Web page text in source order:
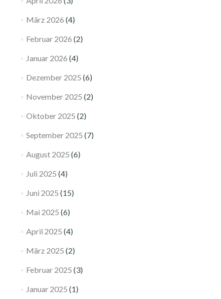
März 2026 (4)
Februar 2026 (2)
Januar 2026 (4)
Dezember 2025 (6)
November 2025 (2)
Oktober 2025 (2)
September 2025 (7)
August 2025 (6)
Juli 2025 (4)
Juni 2025 (15)
Mai 2025 (6)
April 2025 (4)
März 2025 (2)
Februar 2025 (3)
Januar 2025 (1)